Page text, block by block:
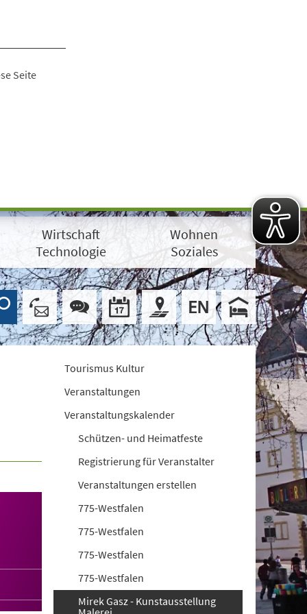
Seite
Wirtschaft
Technologie
Wohnen
Soziales
Tourismus Kultur
Veranstaltungen
Veranstaltungskalender
Schützen- und Heimatfeste
Registrierung für Veranstalter
Veranstaltungen erstellen
775-Westfalen
775-Westfalen
775-Westfalen
775-Westfalen
Mirek Gasz - Kunstausstellung